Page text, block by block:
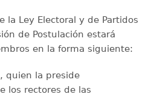
la Ley Electoral y de Partidos
de Postulación estará
en la forma siguiente:
quien la preside
los rectores de las